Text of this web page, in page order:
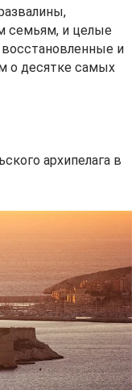
семьям, и целые
и
о десятке самых
архипелага в